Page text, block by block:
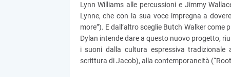
Lynn Williams alle percussioni e Jimmy
Lynne, che con la sua voce impregna a
more”). E dall’altro sceglie Butch Walker
Dylan intende dare a questo nuovo progetto,
i suoni dalla cultura espressiva tradizionale
scrittura di Jacob), alla contemporaneità